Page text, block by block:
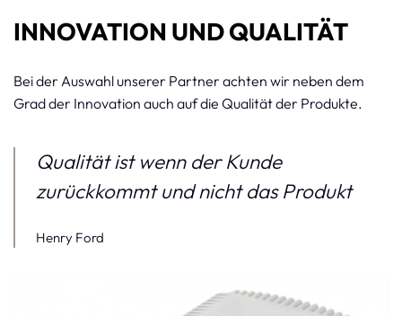
INNOVATION UND QUALITÄT
Bei der Auswahl unserer Partner achten wir neben dem
Grad der Innovation auch auf die Qualität der Produkte.
Qualität ist wenn der Kunde
zurückkommt und nicht das Produkt
Henry Ford